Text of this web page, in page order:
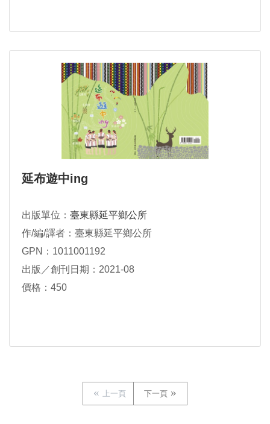
延布遊中ing
出版單位： 臺東縣延平鄉公所
作/編/譯者：臺東縣延平鄉公所
GPN：1011001192
出版／創刊日期：2021-08
價格：450
上一頁 下一頁